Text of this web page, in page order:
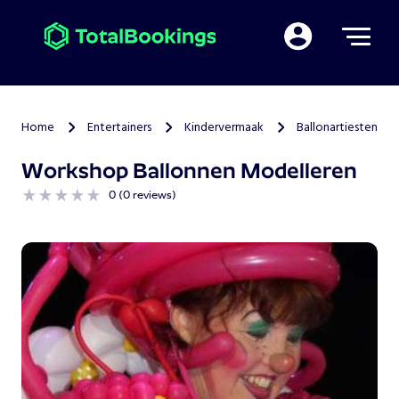
Mijn
Home > Entertainers > Kindervermaak > Ballonartiesten
Workshop Ballonnen Modelleren
0 (0 reviews)